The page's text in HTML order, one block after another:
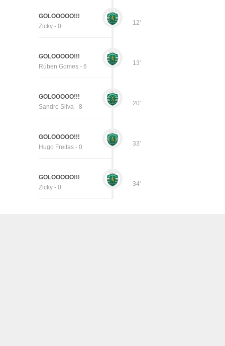
12'
GOLOOOOO!!!
Zicky - 0
13'
GOLOOOOO!!!
Rúben Gomes - 6
20'
GOLOOOOO!!!
Sandro Silva - 8
33'
GOLOOOOO!!!
Hugo Freitas - 0
34'
GOLOOOOO!!!
Zicky - 0